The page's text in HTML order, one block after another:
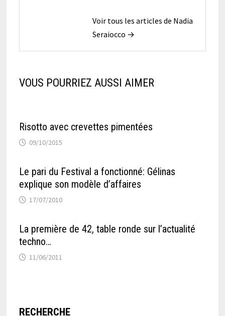
Voir tous les articles de Nadia
Seraiocco →
VOUS POURRIEZ AUSSI AIMER
Risotto avec crevettes pimentées
09/10/2015
Le pari du Festival a fonctionné: Gélinas
explique son modèle d’affaires
17/07/2010
La première de 42, table ronde sur l’actualité
techno…
11/06/2011
RECHERCHE